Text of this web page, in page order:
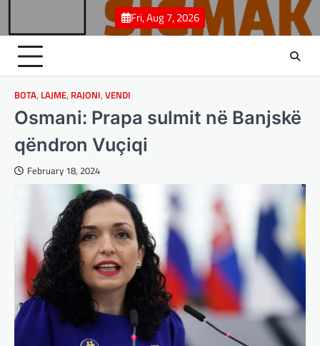
content
Fri, Aug 7, 2026
BOTA, LAJME, RAJONI, VENDI
Osmani: Prapa sulmit në Banjskë
qëndron Vuçiqi
February 18, 2024